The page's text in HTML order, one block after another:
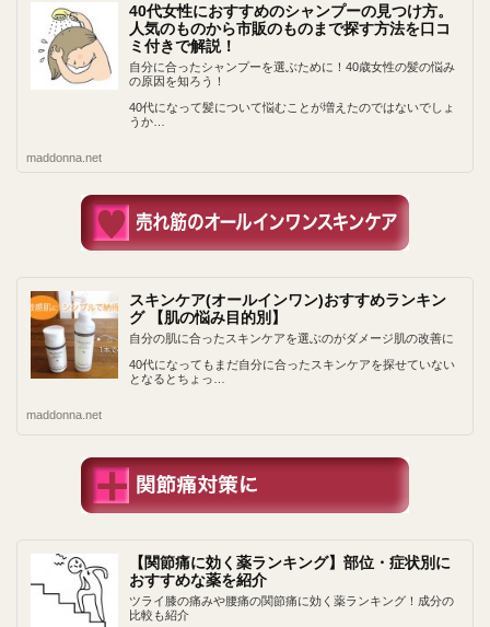
40代女性におすすめのシャンプーの見つけ方。
人気のものから市販のものまで探す方法を口コ
ミ付きで解説！
自分に合ったシャンプーを選ぶために！40歳女性の髪の悩み
の原因を知ろう！
40代になって髪について悩むことが増えたのではないでしょ
うか…
maddonna.net
スキンケア(オールインワン)おすすめランキン
グ 【肌の悩み目的別】
自分の肌に合ったスキンケアを選ぶのがダメージ肌の改善に
40代になってもまだ自分に合ったスキンケアを探せていない
となるとちょっ…
maddonna.net
【関節痛に効く薬ランキング】部位・症状別に
おすすめな薬を紹介
ツライ膝の痛みや腰痛の関節痛に効く薬ランキング！成分の
比較も紹介